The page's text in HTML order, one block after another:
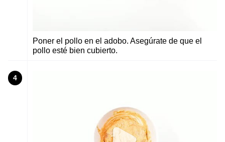
Poner el pollo en el adobo. Asegúrate de que el
pollo esté bien cubierto.
4